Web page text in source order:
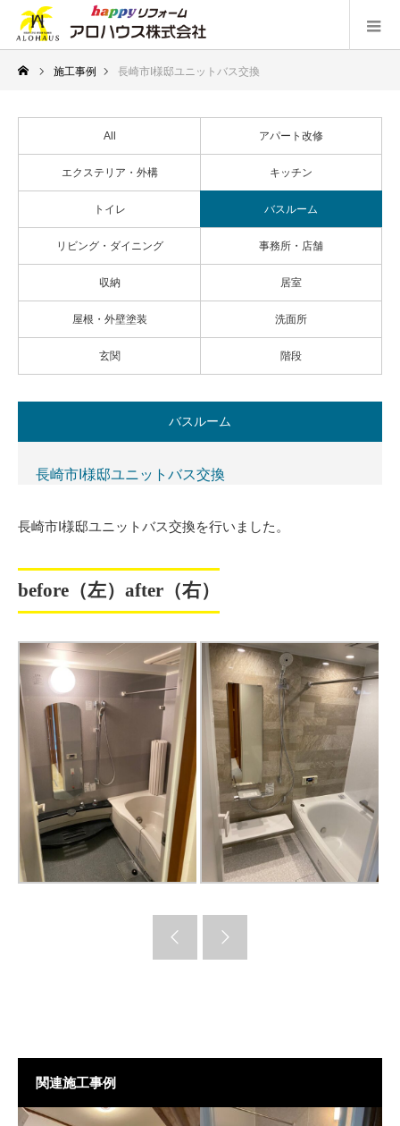
施工事例 長崎市I様邸ユニットバス交換
All アパート改修
エクステリア・外構 キッチン
トイレ バスルーム
リビング・ダイニング 事務所・店舗
収納 居室
屋根・外壁塗装 洗面所
玄関 階段
バスルーム
長崎市I様邸ユニットバス交換
長崎市I様邸ユニットバス交換を行いました。
before（左）after（右）
関連施工事例